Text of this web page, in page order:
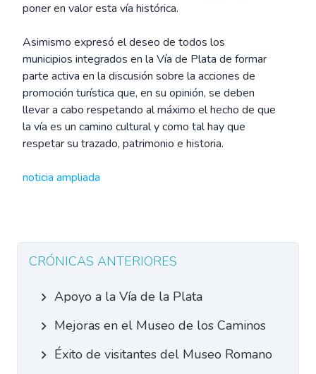
poner en valor esta vía histórica.
Asimismo expresó el deseo de todos los
municipios integrados en la Vía de Plata de formar
parte activa en la discusión sobre la acciones de
promoción turística que, en su opinión, se deben
llevar a cabo respetando al máximo el hecho de que
la vía es un camino cultural y como tal hay que
respetar su trazado, patrimonio e historia.
noticia ampliada
CRÓNICAS ANTERIORES
Apoyo a la Vía de la Plata
Mejoras en el Museo de los Caminos
Éxito de visitantes del Museo Romano